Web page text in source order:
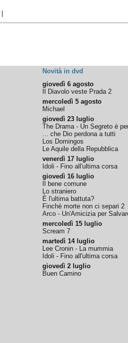
Novità in dvd
giovedì 6 agosto
Il Diavolo veste Prada 2
mercoledì 5 agosto
Michael
giovedì 23 luglio
The Drama - Un Segreto è
... che Dio perdona a tutti
Los Domingos
Le Aquile della Repubblica
venerdì 17 luglio
Idoli - Fino all'ultima corsa
giovedì 16 luglio
Il bene comune
Lo straniero
È l'ultima battuta?
Finchè morte non ci separi 2
Arco - Un'Amicizia per
mercoledì 15 luglio
Scream 7
martedì 14 luglio
Lee Cronin - La mummia
Idoli - Fino all'ultima corsa
giovedì 2 luglio
Buen Camino